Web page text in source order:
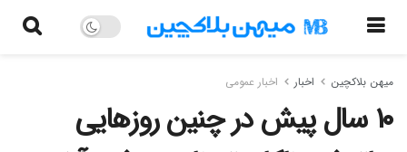
میهن بلاکچین اخبار اخبار عمومی
۱۰ سال پیش در چنین روزهایی